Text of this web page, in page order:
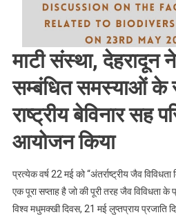
माटी संस्था, देहरादून
सम्बंधित समस्याओं के
राष्ट्रीय बेविनार सह
आयोजन किया
प्रत्येक वर्ष 22 मई को “अंतर्राष्ट्रीय जैव
एक पूरा सप्ताह है जो की पूरी तरह जैव विविधता
विश्व मधुमक्खी दिवस, 21 मई लुप्तप्राय प्रजाति